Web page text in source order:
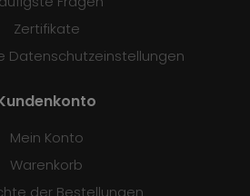
Zertifikate
Datenschutzeinstellungen
Mein Konto
Warenkorb
der Bestellungen